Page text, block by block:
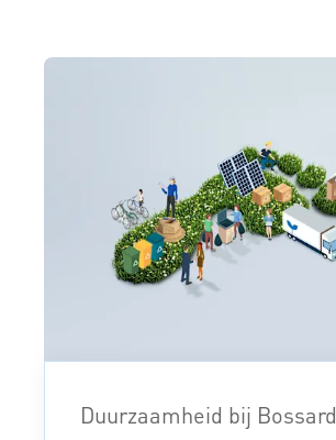
Duurzaamheid bij Bossard